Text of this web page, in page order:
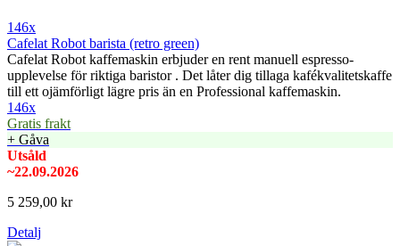
146x
Cafelat Robot barista (retro green)
Cafelat Robot kaffemaskin erbjuder en rent manuell espresso-
upplevelse för riktiga baristor . Det låter dig tillaga kafékvalitetskaffe
till ett ojämförligt lägre pris än en Professional kaffemaskin.
146x
Gratis frakt
+ Gåva
Utsåld
~22.09.2026
5 259,00 kr
Detalj